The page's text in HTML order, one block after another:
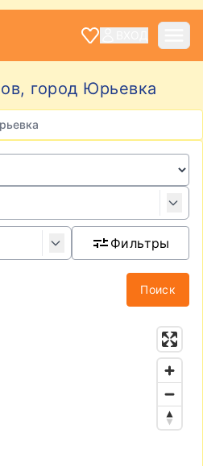
город Юрьевка
Фильтры
Поиск